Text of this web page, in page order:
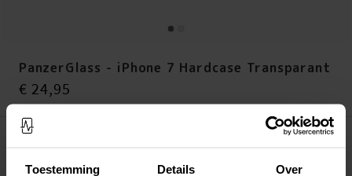
Toestemming Details Over
PanzerGlass - iPhone 7 Hardcase Transparant
Prijs:€ 24,95
€ 24,95